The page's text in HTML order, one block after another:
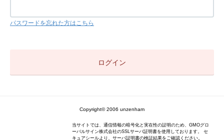
パスワードを忘れた方はこちら
Copyright© 2006 unzenham
当サイトでは、通信情報の暗号化と実在性の証明のため、GMOグロ
ーバルサイン株式会社のSSLサーバ証明書を使用しております。 セ
キュアシールより、サーバ証明書の検証結果をご確認ください。